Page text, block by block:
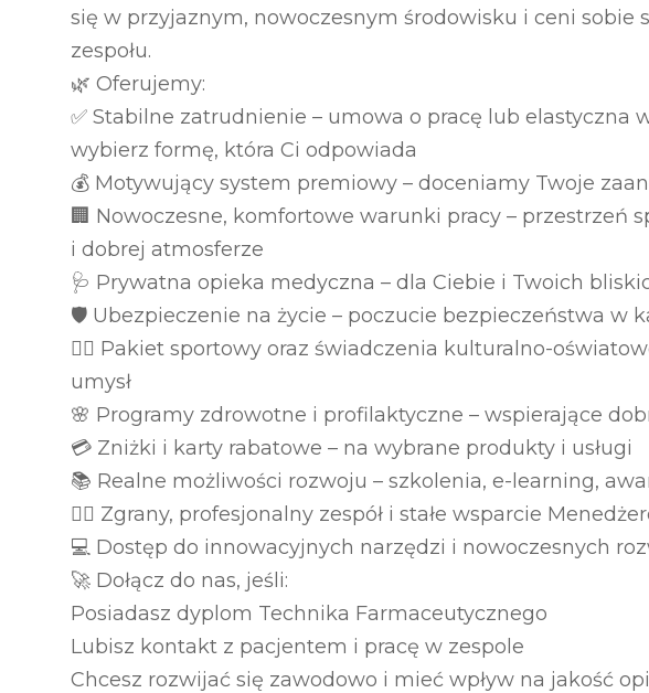
się w przyjaznym, nowoczesnym środowisku i ceni sobie
zespołu.
🌿 Oferujemy:
✅ Stabilne zatrudnienie – umowa o pracę lub elastyczna
wybierz formę, która Ci odpowiada
💰 Motywujący system premiowy – doceniamy Twoje
🏢 Nowoczesne, komfortowe warunki pracy – przestrzeń
i dobrej atmosferze
🩺 Prywatna opieka medyczna – dla Ciebie i Twoich
🛡️ Ubezpieczenie na życie – poczucie bezpieczeństwa w
🏃‍♀️ Pakiet sportowy oraz świadczenia kulturalno-
umysł
🌸 Programy zdrowotne i profilaktyczne – wspierające
💳 Zniżki i karty rabatowe – na wybrane produkty i usługi
📚 Realne możliwości rozwoju – szkolenia, e-learning,
👩‍⚕️ Zgrany, profesjonalny zespół i stałe wsparcie
💻 Dostęp do innowacyjnych narzędzi i nowoczesnych
🚀 Dołącz do nas, jeśli:
Posiadasz dyplom Technika Farmaceutycznego
Lubisz kontakt z pacjentem i pracę w zespole
Chcesz rozwijać się zawodowo i mieć wpływ na jakość